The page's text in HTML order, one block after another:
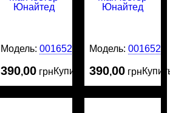
Модель:0016528
390,00 грнКупить
Модель: 0016526
390,00 грн